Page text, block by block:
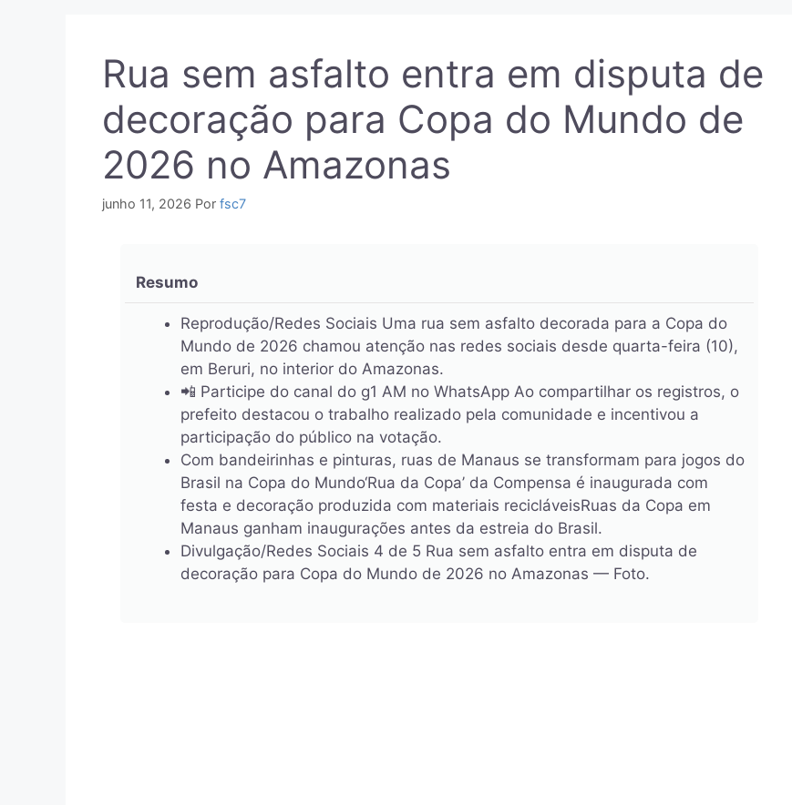
Rua sem asfalto entra em disputa de
decoração para Copa do Mundo de
2026 no Amazonas
junho 11, 2026 Por fsc7
Resumo
Reprodução/Redes Sociais Uma rua sem asfalto decorada para a Copa do
Mundo de 2026 chamou atenção nas redes sociais desde quarta-feira (10),
em Beruri, no interior do Amazonas.
📲 Participe do canal do g1 AM no WhatsApp Ao compartilhar os registros, o
prefeito destacou o trabalho realizado pela comunidade e incentivou a
participação do público na votação.
Com bandeirinhas e pinturas, ruas de Manaus se transformam para jogos do
Brasil na Copa do Mundo‘Rua da Copa’ da Compensa é inaugurada com
festa e decoração produzida com materiais recicláveisRuas da Copa em
Manaus ganham inaugurações antes da estreia do Brasil.
Divulgação/Redes Sociais 4 de 5 Rua sem asfalto entra em disputa de
decoração para Copa do Mundo de 2026 no Amazonas — Foto.